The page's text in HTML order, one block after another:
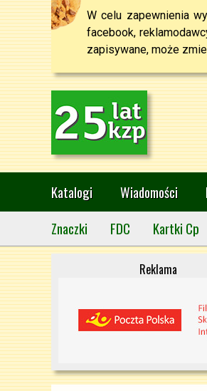
W celu zapewnienia
facebook,
zapisywane, może
Katalogi Wiadomości
Znaczki
FDC Kartki Cp
Reklama